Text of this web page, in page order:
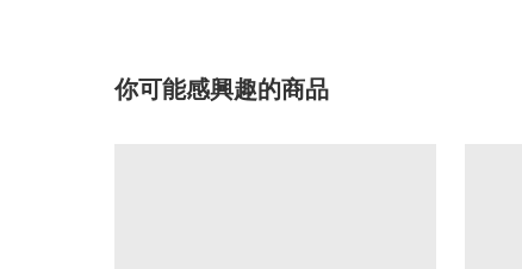
你可能感興趣的商品